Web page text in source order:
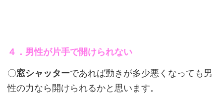
４．男性が片手で開けられない
〇窓シャッターであれば動きが多少悪くなっても男
性の力なら開けられるかと思います。